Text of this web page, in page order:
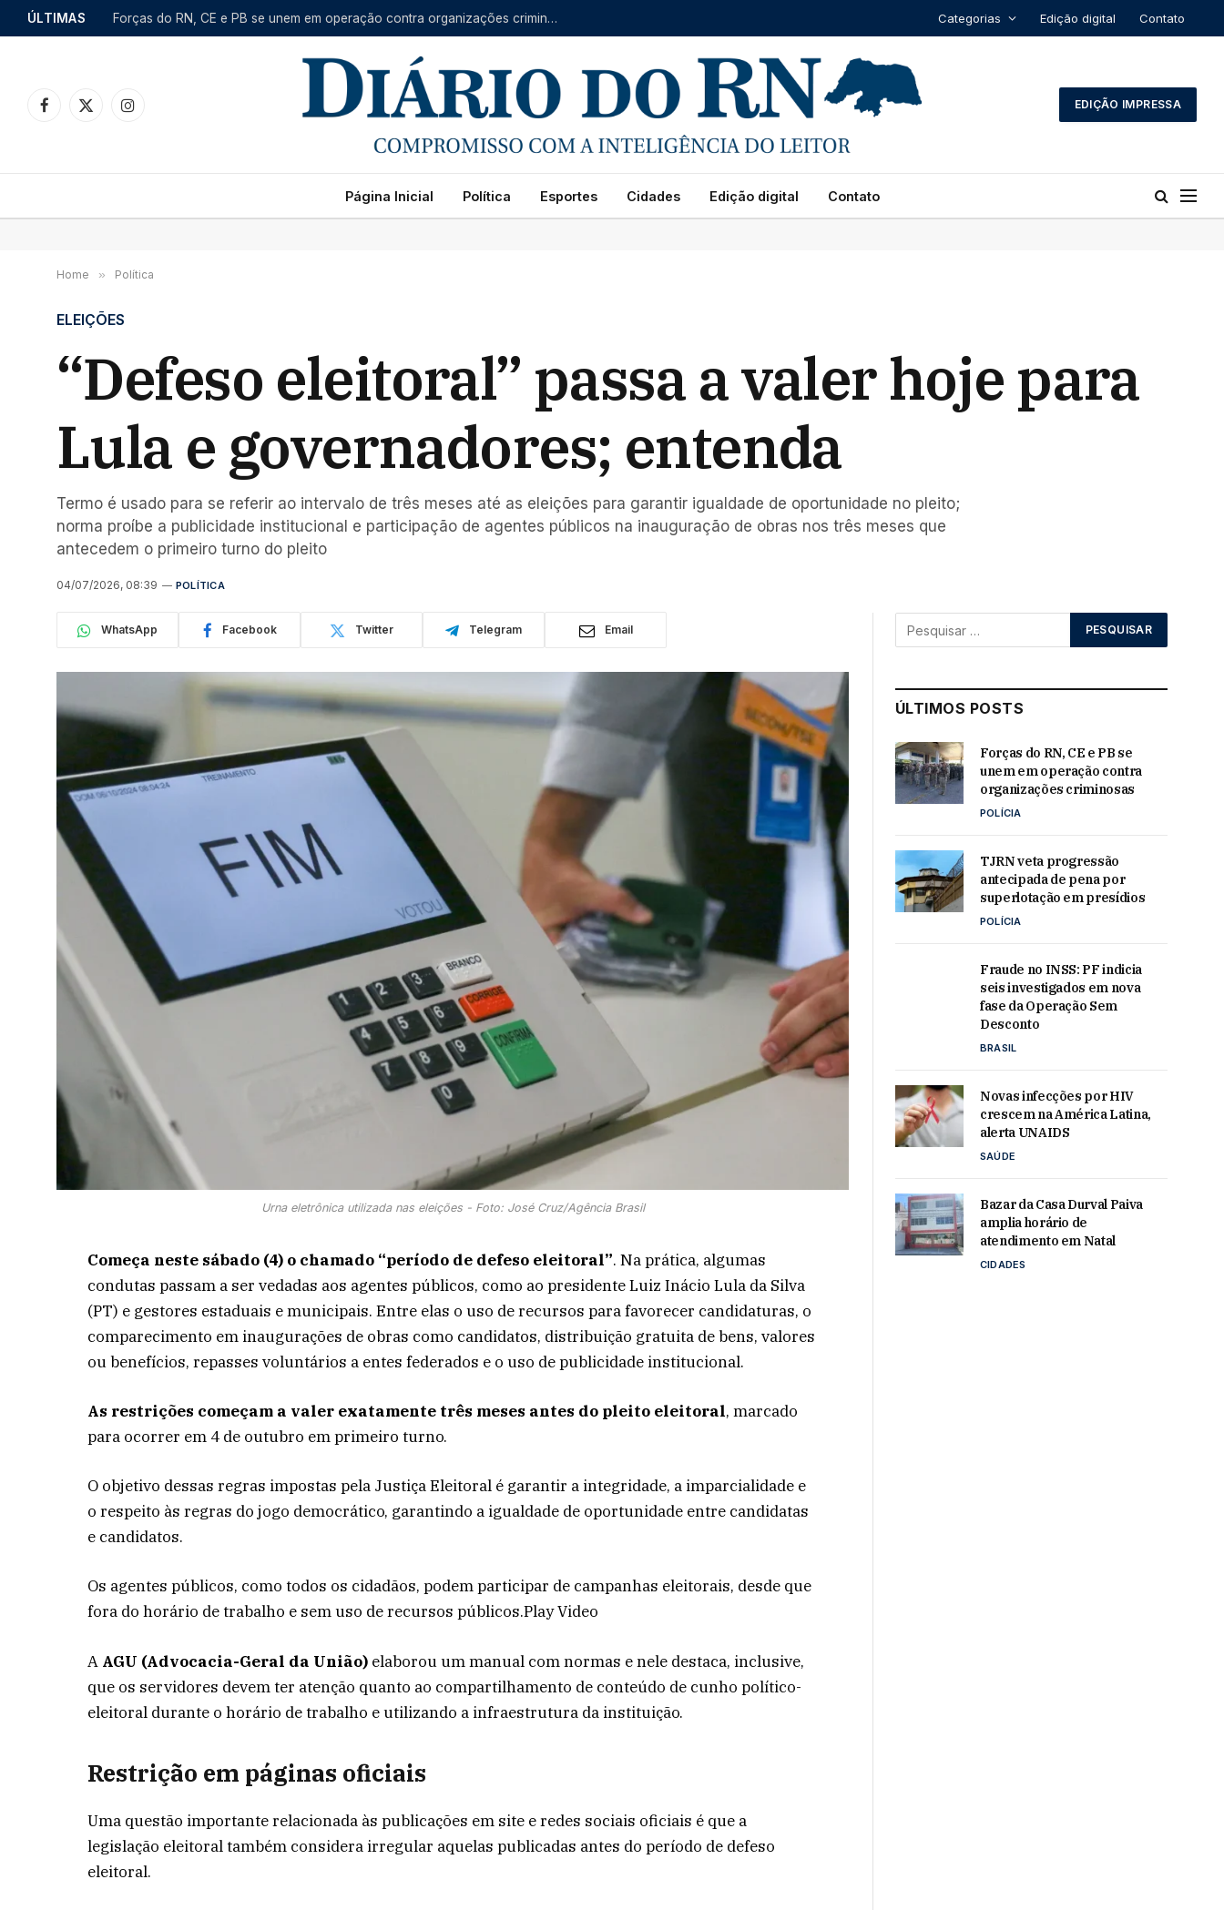
ÚLTIMAS Forças do RN, CE e PB se unem em operação contra organizações criminosas Categorias Edição digital Contato
Facebook
X
Instagram
EDIÇÃO IMPRESSA
Página Inicial Política Esportes Cidades Edição digital Contato
Home » Política
ELEIÇÕES
“Defeso eleitoral” passa a valer hoje para
Lula e governadores; entenda
Termo é usado para se referir ao intervalo de três meses até as eleições para garantir igualdade de oportunidade no pleito;
norma proíbe a publicidade institucional e participação de agentes públicos na inauguração de obras nos três meses que
antecedem o primeiro turno do pleito
04/07/2026, 08:39 POLÍTICA
WhatsApp Facebook Twitter Telegram Email
Urna eletrônica utilizada nas eleições - Foto: José Cruz/Agência Brasil
Começa neste sábado (4) o chamado “período de defeso eleitoral”. Na prática, algumas
condutas passam a ser vedadas aos agentes públicos, como ao presidente Luiz Inácio Lula da Silva
(PT) e gestores estaduais e municipais. Entre elas o uso de recursos para favorecer candidaturas, o
comparecimento em inaugurações de obras como candidatos, distribuição gratuita de bens, valores
ou benefícios, repasses voluntários a entes federados e o uso de publicidade institucional.
As restrições começam a valer exatamente três meses antes do pleito eleitoral, marcado
para ocorrer em 4 de outubro em primeiro turno.
O objetivo dessas regras impostas pela Justiça Eleitoral é garantir a integridade, a imparcialidade e
o respeito às regras do jogo democrático, garantindo a igualdade de oportunidade entre candidatas
e candidatos.
Os agentes públicos, como todos os cidadãos, podem participar de campanhas eleitorais, desde que
fora do horário de trabalho e sem uso de recursos públicos.Play Video
A AGU (Advocacia-Geral da União) elaborou um manual com normas e nele destaca, inclusive,
que os servidores devem ter atenção quanto ao compartilhamento de conteúdo de cunho político-
eleitoral durante o horário de trabalho e utilizando a infraestrutura da instituição.
Restrição em páginas oficiais
Uma questão importante relacionada às publicações em site e redes sociais oficiais é que a
legislação eleitoral também considera irregular aquelas publicadas antes do período de defeso
eleitoral.
ÚLTIMOS POSTS
Forças do RN, CE e PB se
unem em operação contra
organizações criminosas
POLÍCIA
TJRN veta progressão
antecipada de pena por
superlotação em presídios
POLÍCIA
Fraude no INSS: PF indicia
seis investigados em nova
fase da Operação Sem
Desconto
BRASIL
Novas infecções por HIV
crescem na América Latina,
alerta UNAIDS
SAÚDE
Bazar da Casa Durval Paiva
amplia horário de
atendimento em Natal
CIDADES